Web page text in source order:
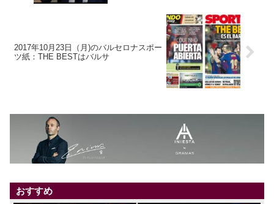
2017年10月23日（月)のバルセロナスポー
ツ紙：THE BESTはバルサ
おすすめ